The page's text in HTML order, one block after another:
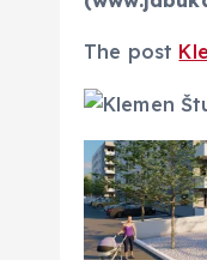
The post